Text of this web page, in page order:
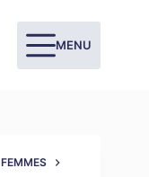
MENU
FEMMES